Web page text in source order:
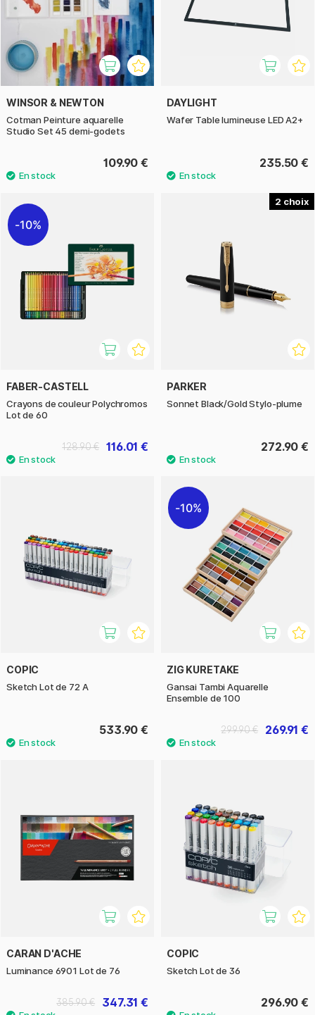
WINSOR & NEWTON
Cotman Peinture aquarelle
Studio Set 45 demi-godets
109.90 €
DAYLIGHT
Wafer Table lumineuse LED A2+
235.50 €
10%
FABER-CASTELL
Crayons de couleur Polychromos
Lot de 60
116.01 €
128.90 €
2
PARKER
Sonnet Black/Gold Stylo-plume
272.90 €
COPIC
Sketch Lot de 72 A
533.90 €
10%
ZIG KURETAKE
Gansai Tambi Aquarelle
Ensemble de 100
269.91 €
299.90 €
CARAN D'ACHE
Luminance 6901 Lot de 76
347.31 €
385.90 €
COPIC
Sketch Lot de 36
296.90 €